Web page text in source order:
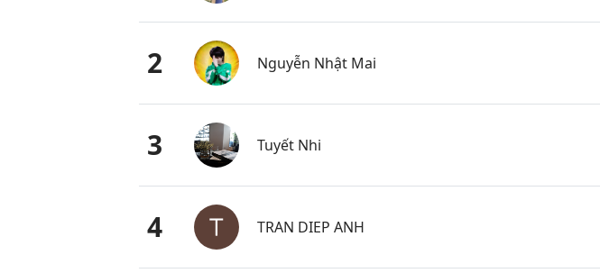
2 Nguyễn Nhật Mai
3 Tuyết Nhi
4 TRAN DIEP ANH